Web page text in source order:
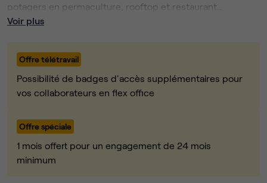
potagers en permaculture, rooftop et restaurant
(ouverture 2026).
d'entrée accueillant avec un service de réception, des
zones de convivialité, des phoneboxes, des cuisines
équipées et un espace lounge. De plus, un calendrier
la vie en entreprise. Pour vos réunions et évènements,
l'espace dispose de salles modulables de 10 à 100
participants.
Le bureau privatif de
avec domiciliation postale inclue. Vous pourrez également
profiter d'un balcon privatif offrant une vue imprenable
sur les montagnes de Belledonne. Le loyer est de 1951
Voir plus
Offre télétravail
Possibilité de badges d'accès supplémentaires pour
vos collaborateurs en flex office
Offre spéciale
1 mois offert pour un engagement de 24 mois
minimum